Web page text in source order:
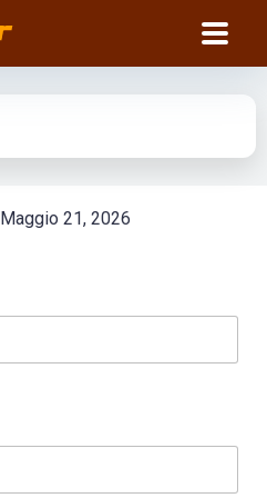
Maggio 21, 2026